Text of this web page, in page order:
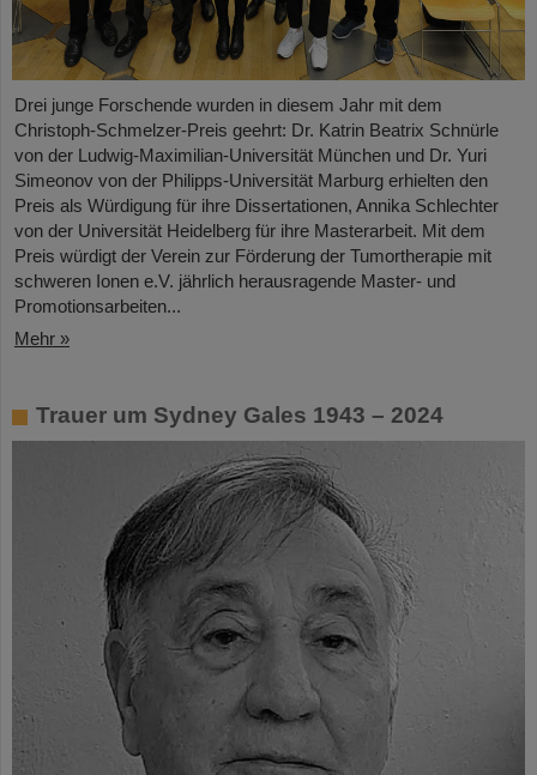
Drei junge Forschende wurden in diesem Jahr mit dem
Christoph-Schmelzer-Preis geehrt: Dr. Katrin Beatrix Schnürle
von der Ludwig-Maximilian-Universität München und Dr. Yuri
Simeonov von der Philipps-Universität Marburg erhielten den
Preis als Würdigung für ihre Dissertationen, Annika Schlechter
von der Universität Heidelberg für ihre Masterarbeit. Mit dem
Preis würdigt der Verein zur Förderung der Tumortherapie mit
schweren Ionen e.V. jährlich herausragende Master- und
Promotionsarbeiten...
Mehr »
Trauer um Sydney Gales 1943 – 2024